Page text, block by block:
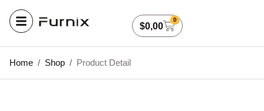
$0,00
0
Home / Shop / Product Detail